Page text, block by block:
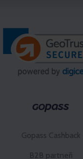
Gopass Cashback
B2B partneři